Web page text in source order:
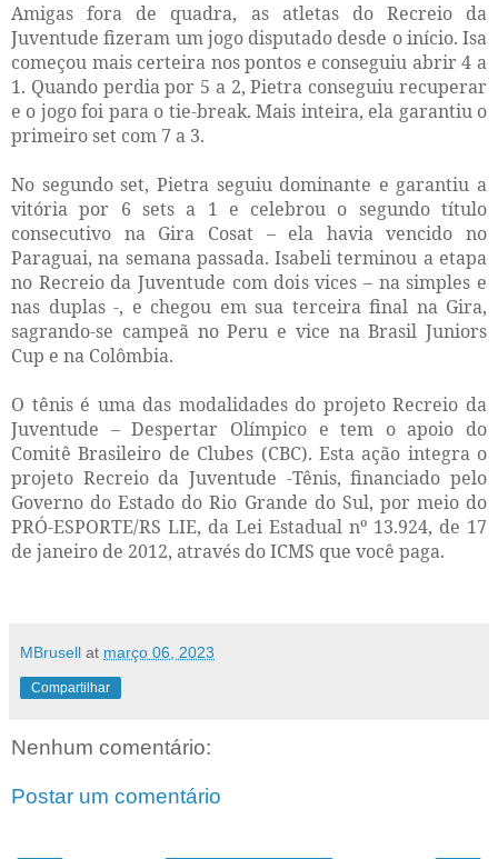
Amigas fora de quadra, as atletas do Recreio da
Juventude fizeram um jogo disputado desde o início. Isa
começou mais certeira nos pontos e conseguiu abrir 4 a
1. Quando perdia por 5 a 2, Pietra conseguiu recuperar
e o jogo foi para o tie-break. Mais inteira, ela garantiu o
primeiro set com 7 a 3.
No segundo set, Pietra seguiu dominante e garantiu a
vitória por 6 sets a 1 e celebrou o segundo título
consecutivo na Gira Cosat – ela havia vencido no
Paraguai, na semana passada. Isabeli terminou a etapa
no Recreio da Juventude com dois vices – na simples e
nas duplas -, e chegou em sua terceira final na Gira,
sagrando-se campeã no Peru e vice na Brasil Juniors
Cup e na Colômbia.
O tênis é uma das modalidades do projeto Recreio da
Juventude – Despertar Olímpico e tem o apoio do
Comitê Brasileiro de Clubes (CBC). Esta ação integra o
projeto Recreio da Juventude -Tênis, financiado pelo
Governo do Estado do Rio Grande do Sul, por meio do
PRÓ-ESPORTE/RS LIE, da Lei Estadual nº 13.924, de 17
de janeiro de 2012, através do ICMS que você paga.
MBrusell at março 06, 2023
Compartilhar
Nenhum comentário:
Postar um comentário